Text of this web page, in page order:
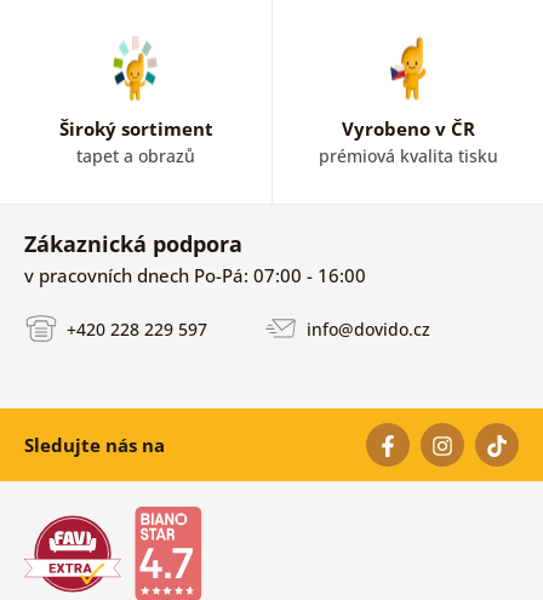
Široký sortiment
tapet a obrazů
Vyrobeno v ČR
prémiová kvalita tisku
Zákaznická podpora
v pracovních dnech Po-Pá: 07:00 - 16:00
+420 228 229 597 info@dovido.cz
Sledujte nás na